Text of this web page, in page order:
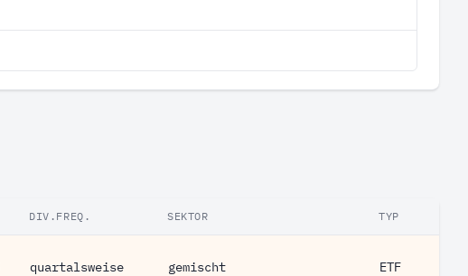
DIV.FREQ. SEKTOR TYP
quartalsweise gemischt ETF